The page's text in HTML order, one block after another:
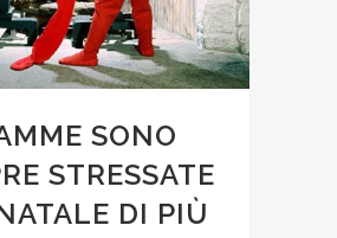
SONO
STRESSATE
DI PIÙ